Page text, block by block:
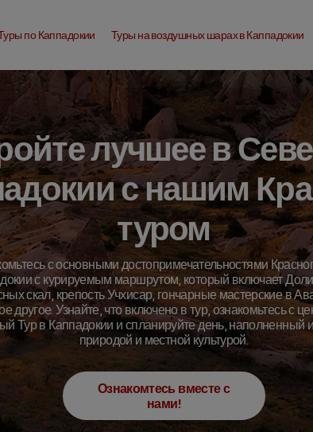
по Каппадокии Туры на воздушных шарах в Каппадокии
лучшее в
с нашим
туром
с основными достопримечательностями
с курируемым маршрутом, который включает
скал, крепость Учхисар, гончарные мастерские в
другое. Узнайте, что включено в тур, ознакомьтесь с
Тур в Каппадокии и спланируйте день, наполненный
природой и местной культурой.
Ознакомтесь вместе с
нами!